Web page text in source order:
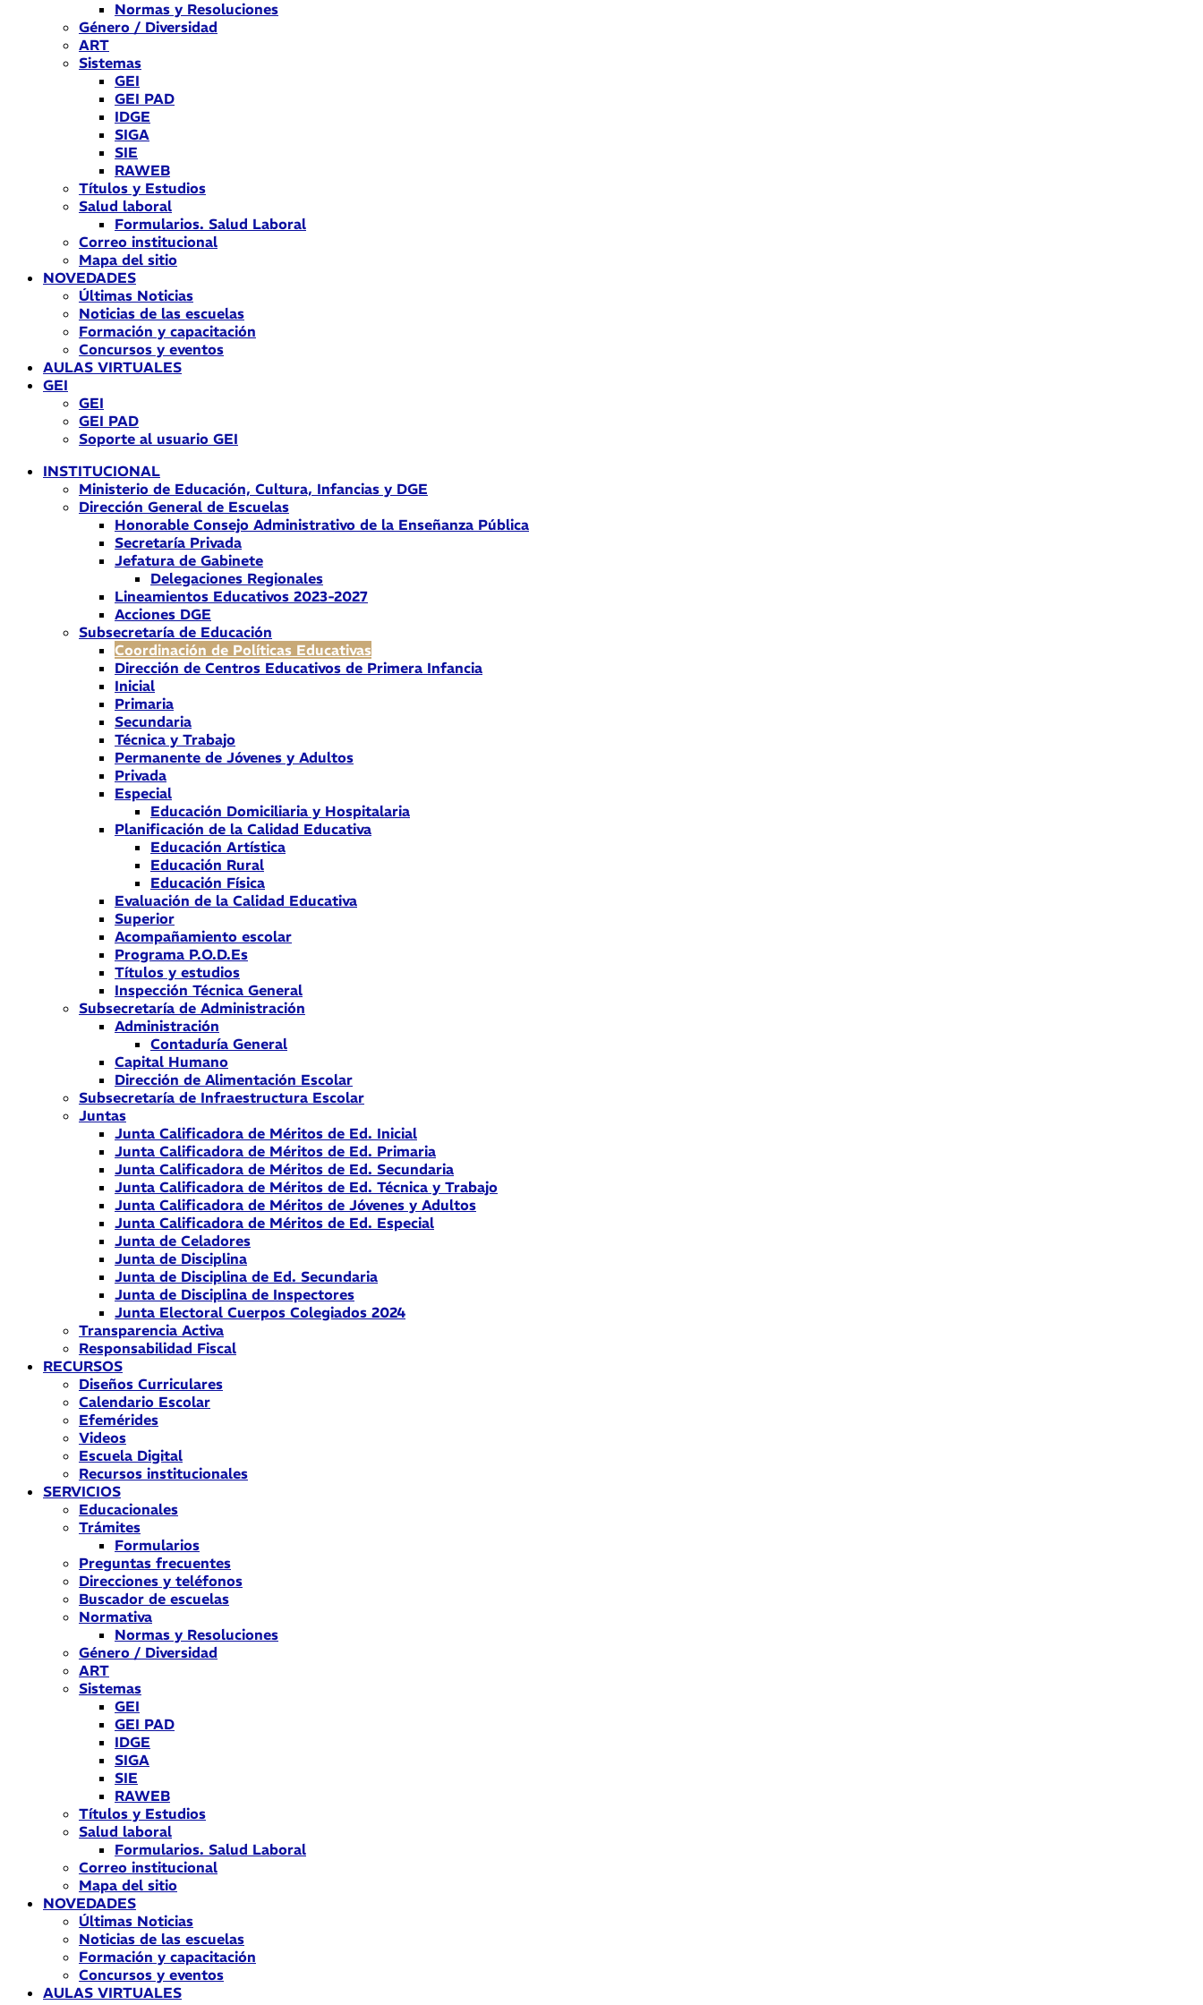
Normas y Resoluciones
Género / Diversidad
ART
Sistemas
GEI
GEI PAD
IDGE
SIGA
SIE
RAWEB
Títulos y Estudios
Salud laboral
Formularios. Salud Laboral
Correo institucional
Mapa del sitio
NOVEDADES
Últimas Noticias
Noticias de las escuelas
Formación y capacitación
Concursos y eventos
AULAS VIRTUALES
GEI
GEI
GEI PAD
Soporte al usuario GEI
INSTITUCIONAL
Ministerio de Educación, Cultura, Infancias y DGE
Dirección General de Escuelas
Honorable Consejo Administrativo de la Enseñanza Pública
Secretaría Privada
Jefatura de Gabinete
Delegaciones Regionales
Lineamientos Educativos 2023-2027
Acciones DGE
Subsecretaría de Educación
Coordinación de Políticas Educativas
Dirección de Centros Educativos de Primera Infancia
Inicial
Primaria
Secundaria
Técnica y Trabajo
Permanente de Jóvenes y Adultos
Privada
Especial
Educación Domiciliaria y Hospitalaria
Planificación de la Calidad Educativa
Educación Artística
Educación Rural
Educación Física
Evaluación de la Calidad Educativa
Superior
Acompañamiento escolar
Programa P.O.D.Es
Títulos y estudios
Inspección Técnica General
Subsecretaría de Administración
Administración
Contaduría General
Capital Humano
Dirección de Alimentación Escolar
Subsecretaría de Infraestructura Escolar
Juntas
Junta Calificadora de Méritos de Ed. Inicial
Junta Calificadora de Méritos de Ed. Primaria
Junta Calificadora de Méritos de Ed. Secundaria
Junta Calificadora de Méritos de Ed. Técnica y Trabajo
Junta Calificadora de Méritos de Jóvenes y Adultos
Junta Calificadora de Méritos de Ed. Especial
Junta de Celadores
Junta de Disciplina
Junta de Disciplina de Ed. Secundaria
Junta de Disciplina de Inspectores
Junta Electoral Cuerpos Colegiados 2024
Transparencia Activa
Responsabilidad Fiscal
RECURSOS
Diseños Curriculares
Calendario Escolar
Efemérides
Videos
Escuela Digital
Recursos institucionales
SERVICIOS
Educacionales
Trámites
Formularios
Preguntas frecuentes
Direcciones y teléfonos
Buscador de escuelas
Normativa
Normas y Resoluciones
Género / Diversidad
ART
Sistemas
GEI
GEI PAD
IDGE
SIGA
SIE
RAWEB
Títulos y Estudios
Salud laboral
Formularios. Salud Laboral
Correo institucional
Mapa del sitio
NOVEDADES
Últimas Noticias
Noticias de las escuelas
Formación y capacitación
Concursos y eventos
AULAS VIRTUALES